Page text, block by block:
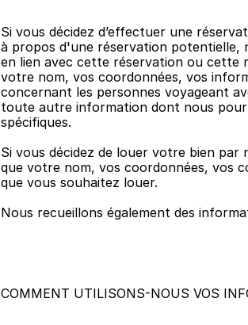
Si vous décidez d’effectuer une
à propos d'une réservation potentielle,
en lien avec cette réservation ou cette
votre nom, vos coordonnées, vos
concernant les personnes voyageant
toute autre information dont nous
spécifiques.
Si vous décidez de louer votre bien
que votre nom, vos coordonnées, vos
que vous souhaitez louer.
Nous recueillons également des
COMMENT UTILISONS-NOUS VOS